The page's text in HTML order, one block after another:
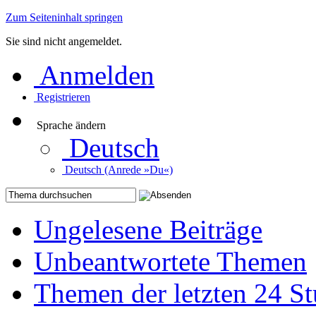
Zum Seiteninhalt springen
Sie sind nicht angemeldet.
Anmelden
Registrieren
Sprache ändern
Deutsch
Deutsch (Anrede »Du«)
Ungelesene Beiträge
Unbeantwortete Themen
Themen der letzten 24